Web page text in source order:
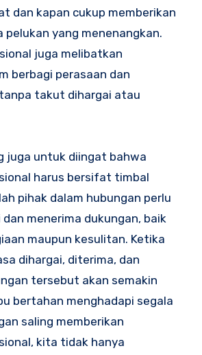
dan kapan cukup memberikan
yang menenangkan.
juga melibatkan
berbagi perasaan dan
takut dihargai atau
juga untuk diingat bahwa
harus bersifat timbal
pihak dalam hubungan perlu
menerima dukungan, baik
maupun kesulitan. Ketika
dihargai, diterima, dan
tersebut akan semakin
bertahan menghadapi segala
saling memberikan
kita tidak hanya